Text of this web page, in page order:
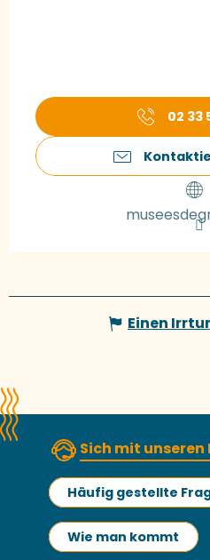
02 33
Einen
Sich mit
Häufig gestellte
Wie man kommt